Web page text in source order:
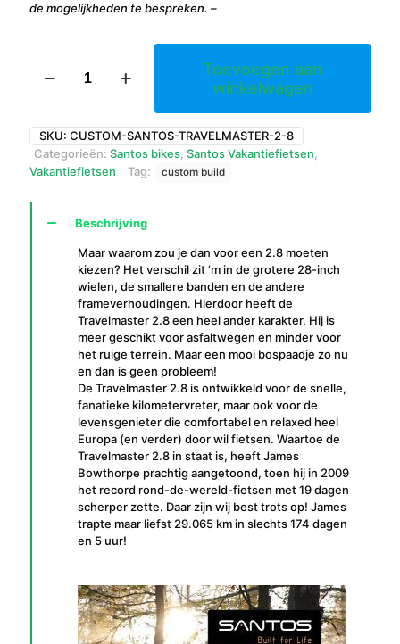
de mogelijkheden te bespreken. –
2.8
Toevoegen aan
winkelwagen
SKU: CUSTOM-SANTOS-TRAVELMASTER-2-8
Categorieën: Santos bikes Santos Vakantiefietsen
Vakantiefietsen
Tag: custom build
Beschrijving
Maar waarom zou je dan voor een 2.8 moeten
kiezen? Het verschil zit ‘m in de grotere 28-inch
wielen, de smallere banden en de andere
frameverhoudingen. Hierdoor heeft de
Travelmaster 2.8 een heel ander karakter. Hij is
meer geschikt voor asfaltwegen en minder voor
het ruige terrein. Maar een mooi bospaadje zo nu
en dan is geen probleem!
De Travelmaster 2.8 is ontwikkeld voor de snelle,
fanatieke kilometervreter, maar ook voor de
levensgenieter die comfortabel en relaxed heel
Europa (en verder) door wil fietsen. Waartoe de
Travelmaster 2.8 in staat is, heeft James
Bowthorpe prachtig aangetoond, toen hij in 2009
het record rond-de-wereld-fietsen met 19 dagen
scherper zette. Daar zijn wij best trots op! James
trapte maar liefst 29.065 km in slechts 174 dagen
en 5 uur!